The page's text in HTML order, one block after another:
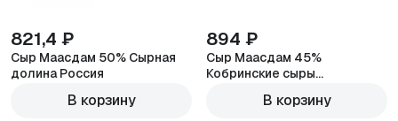
821,4 ₽
Сыр Маасдам 50% Сырная
долина Россия
В корзину
894 ₽
Сыр Маасдам 45%
Кобринские сыры
В корзину